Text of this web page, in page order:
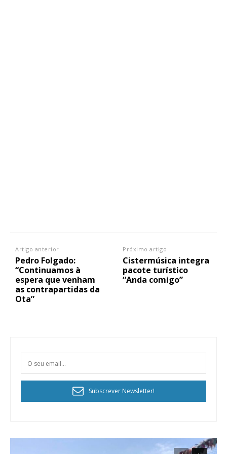
Artigo anterior
Pedro Folgado:
“Continuamos à
espera que venham
as contrapartidas da
Ota”
Próximo artigo
Cistermúsica integra
pacote turístico
“Anda comigo”
Subscrever Newsletter!